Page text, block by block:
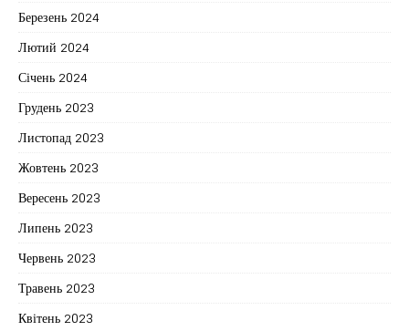
Березень 2024
Лютий 2024
Січень 2024
Грудень 2023
Листопад 2023
Жовтень 2023
Вересень 2023
Липень 2023
Червень 2023
Травень 2023
Квітень 2023